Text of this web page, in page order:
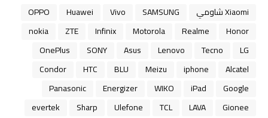
Xiaomi شاومي SAMSUNG
Vivo
Huawei
OPPO
Honor
Realme
Motorola
Infinix
ZTE
nokia
LG
Tecno
Lenovo
Asus
SONY
OnePlus
Alcatel
iphone
Meizu
BLU
HTC
Condor
Google
iPad
WIKO
Energizer
Panasonic
Gionee
LAVA
TCL
Ulefone
Sharp
evertek